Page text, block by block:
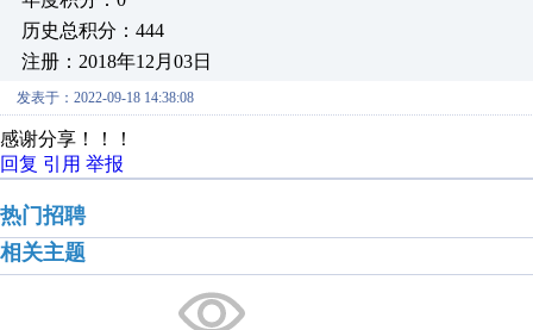
历史总积分：444
注册：2018年12月03日
发表于：2022-09-18 14:38:08
感谢分享！！！
回复 引用 举报
热门招聘
相关主题